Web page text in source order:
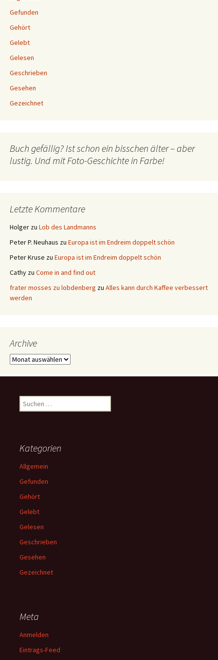
Gefunden
Gehört
Gelebt
Gelesen
Geschrieben
Gesehen
Gezeichnet
Buch gefällig? Ist schon ein bisschen älter – aber
lustig. Und mit Foto-Geschichte in Farbe!
Letzte Kommentare
Holger zu Lob des Landmanns
Peter P. Neuhaus zu Europa ist im Endreim doppelt schön
Peter Kruse zu Europa ist im Endreim doppelt schön
Cathy zu Come in and find out
frater mosses zu lobdenberg zu Alles kann durch Kaffee verbessert
werden
Archive
Archive
Suchen
nach:
Kategorien
Allgemein
Gefunden
Gehört
Gelebt
Gelesen
Geschrieben
Gesehen
Gezeichnet
Meta
Anmelden
Eintrags-Feed